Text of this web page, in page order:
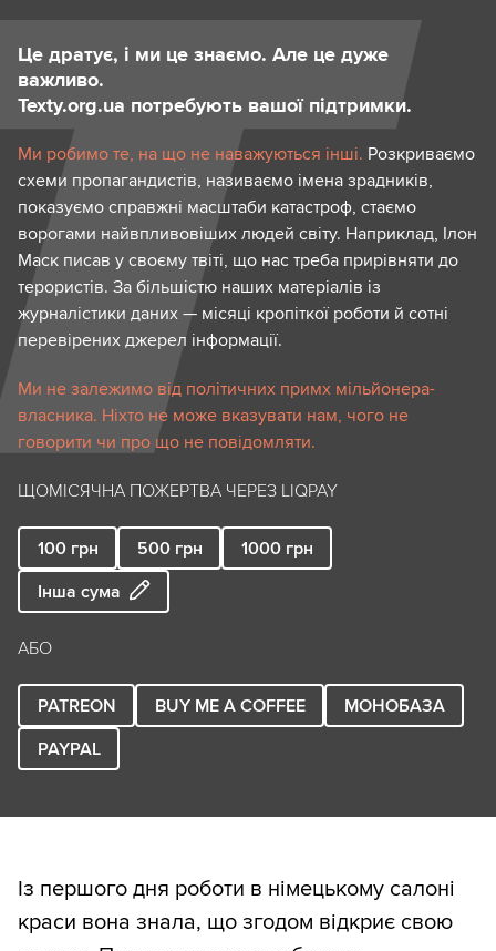
Це дратує, і ми це знаємо. Але це дуже
важливо.
Texty.org.ua потребують вашої підтримки.
Ми робимо те, на що не наважуються інші. Розкриваємо
схеми пропагандистів, називаємо імена зрадників,
показуємо справжні масштаби катастроф, стаємо
ворогами найвпливовіших людей світу. Наприклад, Ілон
Маск писав у своєму твіті, що нас треба прирівняти до
терористів. За більшістю наших матеріалів із
журналістики даних — місяці кропіткої роботи й сотні
перевірених джерел інформації.
Ми не залежимо від політичних примх мільйонера-
власника. Ніхто не може вказувати нам, чого не
говорити чи про що не повідомляти.
ЩОМІСЯЧНА ПОЖЕРТВА ЧЕРЕЗ LIQPAY
100 грн 500 грн 1000 грн
Інша сума
АБО
PATREON BUY ME A COFFEE
МОНОБАЗА
PAYPAL
Із першого дня роботи в німецькому салоні
краси вона знала, що згодом відкриє свою